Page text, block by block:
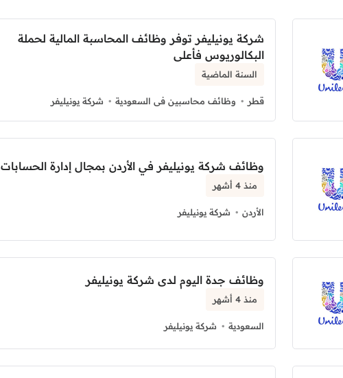
شركة يونيليفر توفر وظائف المحاسبة المالية لحملة
البكالوريوس فأعلى
السنة الماضية
قطر وظائف محاسبين فى السعودية شركة يونيليفر
وظائف شركة يونيليفر في الأردن بمجال إدارة الحسابات
منذ 4 أشهر
الأردن شركة يونيليفر
وظائف جدة اليوم لدى شركة يونيليفر
منذ 4 أشهر
السعودية شركة يونيليفر